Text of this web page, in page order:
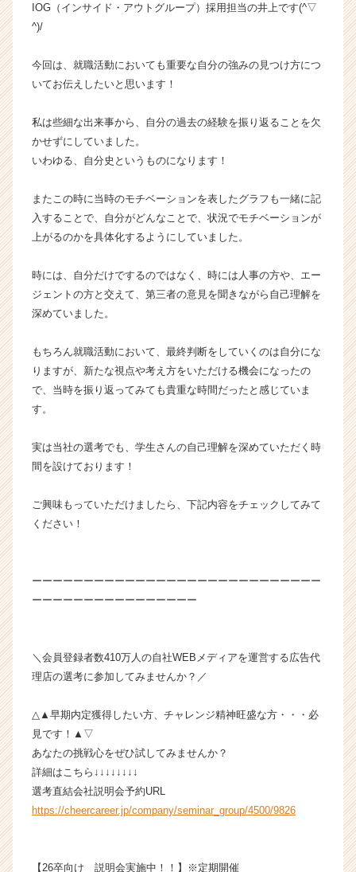
イ
チ
ー・
成
長
業
ら
ス
ウ
ト
就
活
サ
チ
ア
リ
e
r
e
r）
IOG（インサイド・アウトグループ）採用担当の井上です(^▽
^)/
今回は、就職活動においても重要な自分の強みの見つけ方につ
いてお伝えしたいと思います！
私は些細な出来事から、自分の過去の経験を振り返ることを欠
かせずにしていました。
いわゆる、自分史というものになります！
またこの時に当時のモチベーションを表したグラフも一緒に記
入することで、自分がどんなことで、状況でモチベーションが
上がるのかを具体化するようにしていました。
時には、自分だけでするのではなく、時には人事の方や、エー
ジェントの方と交えて、第三者の意見を聞きながら自己理解を
深めていました。
もちろん就職活動において、最終判断をしていくのは自分にな
りますが、新たな視点や考え方をいただける機会になったの
で、当時を振り返ってみても貴重な時間だったと感じていま
す。
実は当社の選考でも、学生さんの自己理解を深めていただく時
間を設けております！
ご興味もっていただけましたら、下記内容をチェックしてみて
ください！
ーーーーーーーーーーーーーーーーーーーーーーーーーーーー
ーーーーーーーーーーーーーーーー
＼会員登録者数410万人の自社WEBメディアを運営する広告代
理店の選考に参加してみませんか？／
△▲早期内定獲得したい方、チャレンジ精神旺盛な方・・・必
見です！▲▽
あなたの挑戦心をぜひ試してみませんか？
詳細はこちら↓↓↓↓↓↓↓↓
選考直結会社説明会予約URL
https://cheercareer.jp/company/seminar_group/4500/9826
【26卒向け 説明会実施中！！】※定期開催